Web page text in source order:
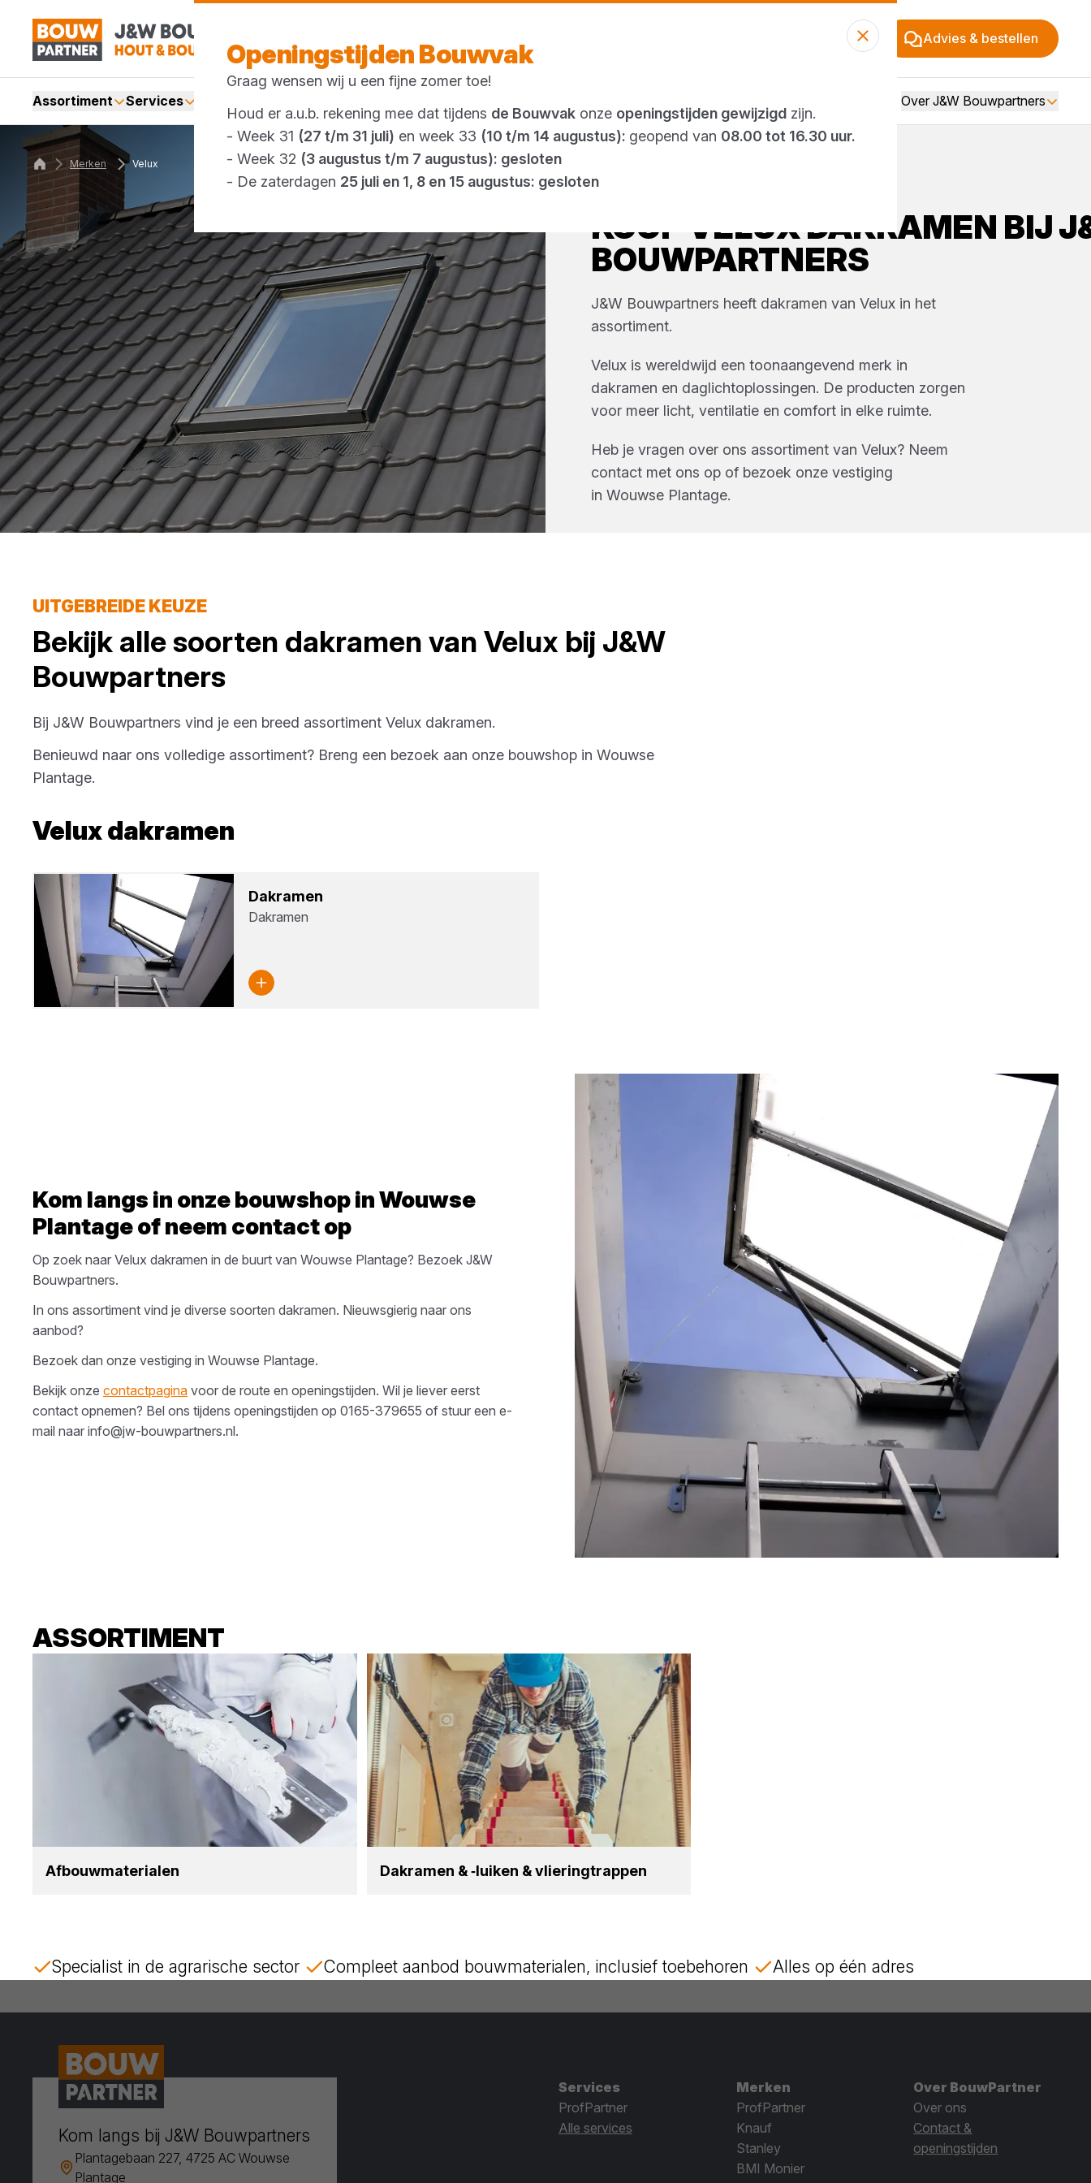
Advies & bestellen
Assortiment Services Over J&W Bouwpartners
KOOP VELUXDAKRAMEN BIJ
BOUWPARTNERS
J&W Bouwpartners heeft dakramen van Velux in het
assortiment.
Velux is wereldwijd een toonaangevend merk in
dakramen en daglichtoplossingen. De producten zorgen
voor meer licht, ventilatie en comfort in elke ruimte.
Heb je vragen over ons assortiment van Velux? Neem
contact met ons op of bezoek onze vestiging
in Wouwse Plantage.
Merken Velux
UITGEBREIDE KEUZE
Bekijk alle soorten dakramen van Velux bij J&W
Bouwpartners
Bij J&W Bouwpartners vind je een breed assortiment Velux dakramen.
Benieuwd naar ons volledige assortiment? Breng een bezoek aan onze bouwshop in Wouwse
Plantage.
Veluxdakramen
Dak­ra­men
Dakramen
Kom langs in onze bouwshop inWouwse
Plantageof neem contact op
Op zoek naar Velux dakramen in de buurt van Wouwse Plantage? Bezoek J&W
Bouwpartners.
In ons assortiment vind je diverse soorten dakramen. Nieuwsgierig naar ons
aanbod?
Bezoek dan onze vestiging in Wouwse Plantage.
Bekijk onze contactpagina voor de route en openingstijden. Wil je liever eerst
contact opnemen? Bel ons tijdens openingstijden op 0165-379655 of stuur een e-
mail naar info@jw-bouwpartners.nl.
ASSORTIMENT
Afbouw­ma­te­ri­a­len Dak­ra­men &‑lui­ken &vlie­ring­trap­pen
Specialist in de agrarische sector Compleet aanbod bouwmaterialen, inclusief toebehoren Alles op één adres
Openingstijden Bouwvak
Graag wensen wij u een fijne zomer toe!
Houd er a.u.b. rekening mee dat tijdens de Bouwvak onze openingstijden gewijzigd zijn.
- Week 31 (27 t/m 31 juli) en week 33 (10 t/m 14 augustus): geopend van 08.00 tot 16.30 uur.
- Week 32 (3 augustus t/m 7 augustus): gesloten
- De zaterdagen 25 juli en 1, 8 en 15 augustus: gesloten
Kom langs bij J&W Bouwpartners
Plantagebaan 227, 4725 AC Wouwse
Plantage
Services
ProfPartner
Alle services
Merken
ProfPartner
Knauf
Stanley
BMI Monier
Over BouwPartner
Over ons
Contact &
openingstijden